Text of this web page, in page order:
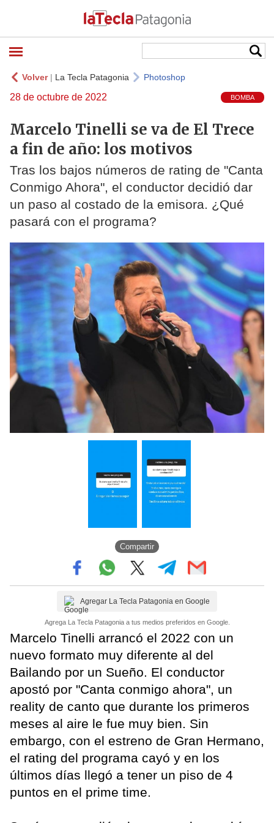
Volver| La Tecla Patagonia Photoshop
28 de octubre de 2022 BOMBA
Marcelo Tinelli se va de El Trece
a fin de año: los motivos
Tras los bajos números de rating de "Canta
Conmigo Ahora", el conductor decidió dar
un paso al costado de la emisora. ¿Qué
pasará con el programa?
Compartir
Agregar La Tecla Patagonia en Google
Agrega La Tecla Patagonia a tus medios preferidos en Google.
Marcelo Tinelli arrancó el 2022 con un
nuevo formato muy diferente al del
Bailando por un Sueño. El conductor
apostó por "Canta conmigo ahora", un
reality de canto que durante los primeros
meses al aire le fue muy bien. Sin
embargo, con el estreno de Gran Hermano,
el rating del programa cayó y en los
últimos días llegó a tener un piso de 4
puntos en el prime time.